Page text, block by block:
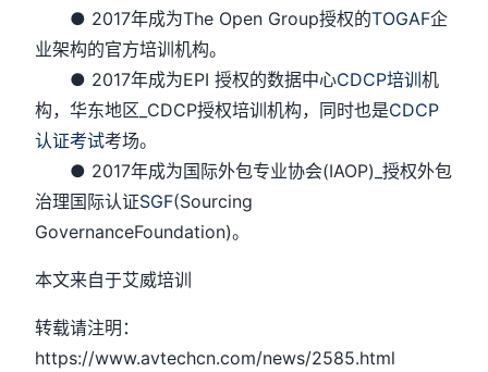
● 2017年成为The Open Group授权的TOGAF企
业架构的官方培训机构。
● 2017年成为EPI 授权的数据中心CDCP培训机
构，华东地区_CDCP授权培训机构，同时也是CDCP
认证考试考场。
● 2017年成为国际外包专业协会(IAOP)_授权外包
治理国际认证SGF(Sourcing
GovernanceFoundation)。
本文来自于艾威培训
转载请注明：
https://www.avtechcn.com/news/2585.html